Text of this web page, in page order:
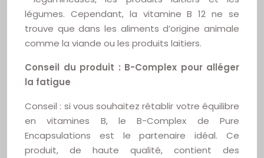
légumes. Cependant, la vitamine B 12 ne se
trouve que dans les aliments d’origine animale
comme la viande ou les produits laitiers.
Conseil du produit : B-Complex pour alléger
la fatigue
Conseil : si vous souhaitez rétablir votre équilibre
en vitamines B, le B-Complex de Pure
Encapsulations est le partenaire idéal. Ce
produit, de haute qualité, contient des